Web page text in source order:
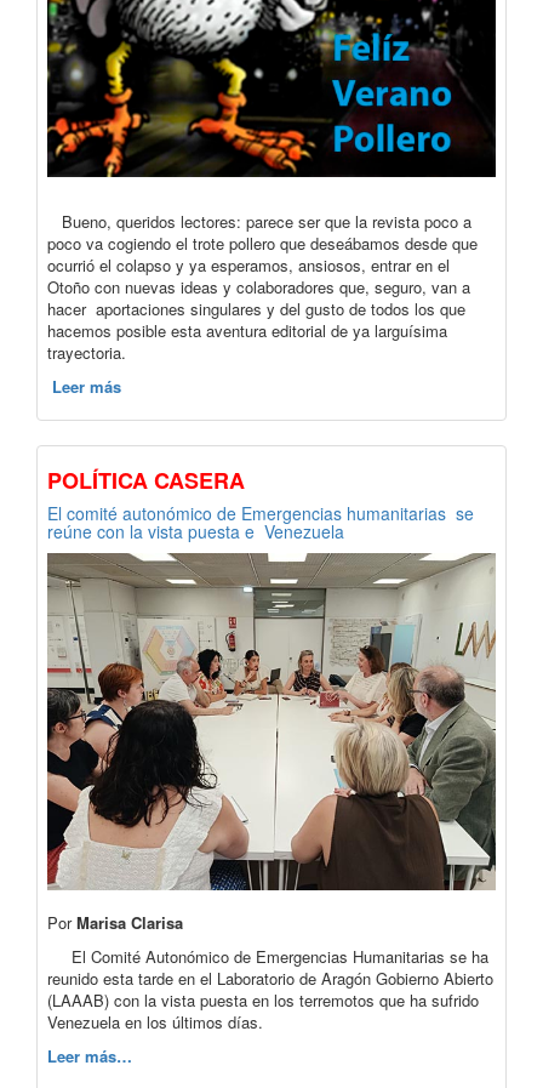
Bueno, queridos lectores: parece ser que la revista poco a
poco va cogiendo el trote pollero que deseábamos desde que
ocurrió el colapso y ya esperamos, ansiosos, entrar en el
Otoño con nuevas ideas y colaboradores que, seguro, van a
hacer aportaciones singulares y del gusto de todos los que
hacemos posible esta aventura editorial de ya larguísima
trayectoria.
Leer más
POLÍTICA CASERA
El comité autonómico de Emergencias humanitarias se
reúne con la vista puesta e Venezuela
PorMarisa Clarisa
El Comité Autonómico de Emergencias Humanitarias se ha
reunido esta tarde en el Laboratorio de Aragón Gobierno Abierto
(LAAAB) con la vista puesta en los terremotos que ha sufrido
Venezuela en los últimos días.
Leer más…